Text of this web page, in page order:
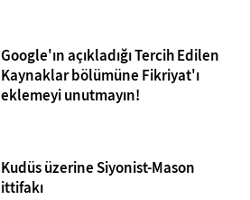
Google'ın açıkladığı Tercih Edilen
Kaynaklar bölümüne Fikriyat'ı
eklemeyi unutmayın!
Kudüs üzerine Siyonist-Mason
ittifakı